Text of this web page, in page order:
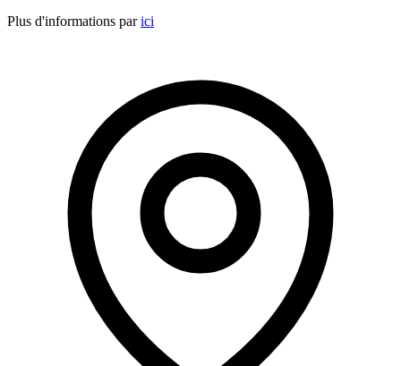
Plus d'informations parici